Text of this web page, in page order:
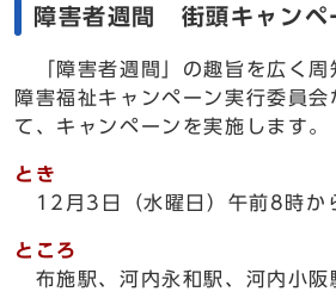
障害者週間 街頭キャンペ
「障害者週間」の趣旨を広く周
障害福祉キャンペーン実行委員会
て、キャンペーンを実施します。
とき
12月3日（水曜日）午前8時か
ところ
布施駅、河内永和駅、河内小阪